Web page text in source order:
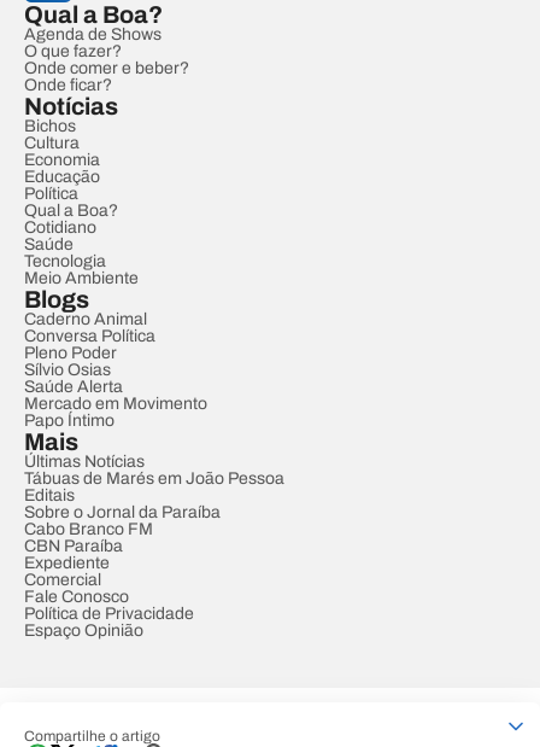
Compartilhe o artigo
Qual a Boa?
Agenda de Shows
O que fazer?
Onde comer e beber?
Onde ficar?
Notícias
Bichos
Cultura
Economia
Educação
Política
Qual a Boa?
Cotidiano
Saúde
Tecnologia
Meio Ambiente
Blogs
Caderno Animal
Conversa Política
Pleno Poder
Sílvio Osias
Saúde Alerta
Mercado em Movimento
Papo Íntimo
Mais
Últimas Notícias
Tábuas de Marés em João Pessoa
Editais
Sobre o Jornal da Paraíba
Cabo Branco FM
CBN Paraíba
Expediente
Comercial
Fale Conosco
Política de Privacidade
Espaço Opinião